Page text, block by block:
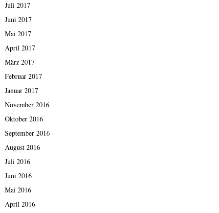
Juli 2017
Juni 2017
Mai 2017
April 2017
März 2017
Februar 2017
Januar 2017
November 2016
Oktober 2016
September 2016
August 2016
Juli 2016
Juni 2016
Mai 2016
April 2016